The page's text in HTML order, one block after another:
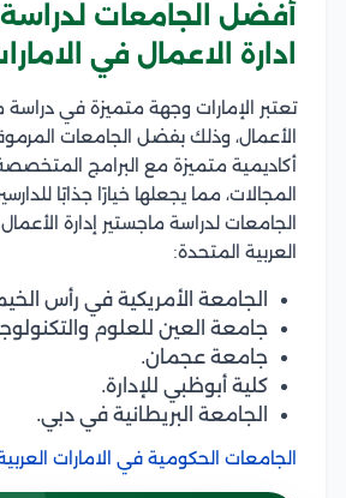
أفضل الجامعات
ادارة الاعمال في
تعتبر الإمارات وجهة متميزة في دراسة
الأعمال، وذلك بفضل الجامعات
أكاديمية متميزة مع البرامج
المجالات، مما يجعلها خيارًا جذابًا
الجامعات لدراسة ماجستير إدارة
العربية المتحدة:
الجامعة الأمريكية في رأس
جامعة العين للعلوم
جامعة عجمان.
كلية أبوظبي للإدارة.
الجامعة البريطانية في دبي.
الجامعات الحكومية في الامارات